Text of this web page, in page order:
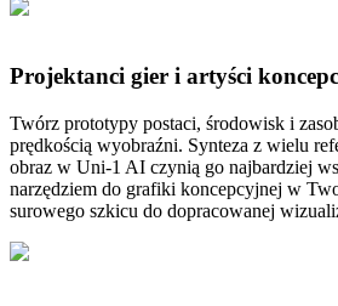
Projektanci gier i artyści
Twórz prototypy postaci, środowisk i
prędkością wyobraźni. Synteza z wielu
obraz w Uni-1 AI czynią go najbardziej
narzędziem do grafiki koncepcyjnej w
surowego szkicu do dopracowanej